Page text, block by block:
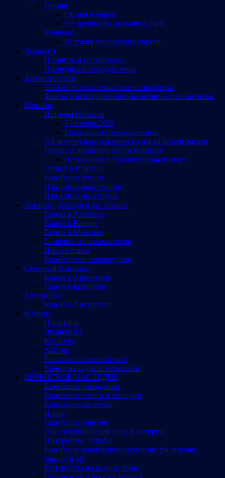
Грузия
Грузия и евреи
От древности до наших дней
Молдова
История молдавских евреев
Холокост
Помнить и не забывать
Праведники народов мира
Антисемитизм
Статьи об антисемитизме и погромах
Факты о преступлениях на почве антисемитизма
Израиль
История Израиля
7 октября 2023
Герои войн с террористами
Об интересном и разном из израильской жизни
Города и памятные места Израиляl
Петах-Тиква: прошлое и настоящее
Отдых в Израиле
Еврейские песни
Израиль и палестинцы
Израиль и др. страны
Америка, Канада и др. страны
Евреи в Америке
Евреи в Канаде
Евреи в Мексике
О евреях из разных стран
Иные страны
Еврейскими маршрутами
Северная Америка
Евреи в Аргентине
Евреи в Бразилии
Австралия
Евреи в Австралии
В Мире
Политика
Экономика
Культура
Хайтек
Россия и остальной мир
Международный терроризм
ЕВРЕЙСКОЕ НАСЛЕДИЕ
Еврейские праздники
Еврейские песни и мелодии
Еврейское местечко
Идиш
Еврейские притчи
Они оставили свой след в истории
Интересные судьбы
Еврейское коллекционирование: филателия,
значки и др.
Материалы на разные темы